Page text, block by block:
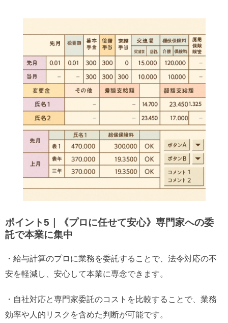
ポイント5｜《プロに任せて安心》専門家への委
託で本業に集中
・給与計算のプロに業務を委託することで、法令対応の不
安を軽減し、安心して本業に専念できます。
・自社対応と専門家委託のコストを比較することで、業務
効率や人的リスクを含めた判断が可能です。